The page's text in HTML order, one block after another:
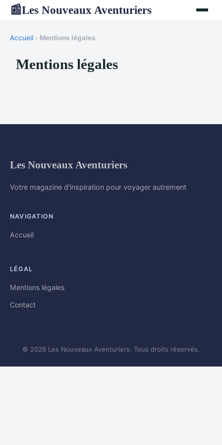
📰Les Nouveaux Aventuriers
Accueil › Mentions légales
Mentions légales
Les Nouveaux Aventuriers
Votre magazine d'inspiration pour voyager autrement
NAVIGATION
Accueil
LÉGAL
Mentions légales
Contact
© 2026 Les Nouveaux Aventuriers. Tous droits réservés.